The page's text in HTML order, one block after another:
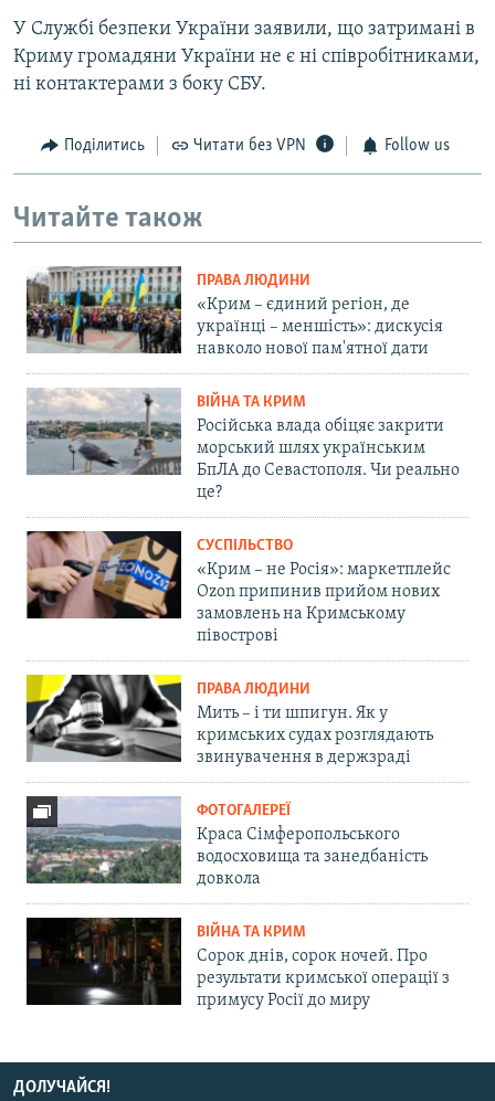
У Службі безпеки України заявили, що затримані в
Криму громадяни України не є ні співробітниками,
ні контактерами з боку СБУ.
Поділитись Читати без VPN Follow us
Читайте також
ПРАВА ЛЮДИНИ
«Крим – єдиний регіон, де
українці – меншість»: дискусія
навколо нової пам'ятної дати
ВІЙНА ТА КРИМ
Російська влада обіцяє закрити
морський шлях українським
БпЛА до Севастополя. Чи реально
це?
СУСПІЛЬСТВО
«Крим – не Росія»: маркетплейс
Ozon припинив прийом нових
замовлень на Кримському
півострові
ПРАВА ЛЮДИНИ
Мить – і ти шпигун. Як у
кримських судах розглядають
звинувачення в держзраді
ФОТОГАЛЕРЕЇ
Краса Сімферопольського
водосховища та занедбаність
довкола
ВІЙНА ТА КРИМ
Сорок днів, сорок ночей. Про
результати кримської операції з
примусу Росії до миру
ДОЛУЧАЙСЯ!